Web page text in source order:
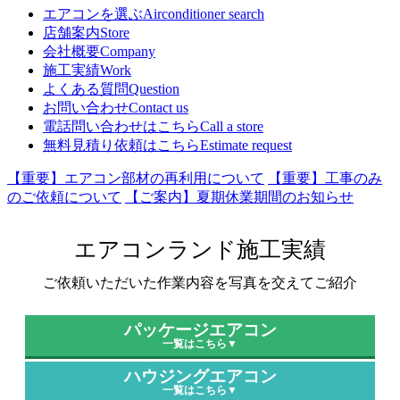
エアコンを選ぶAirconditioner search
店舗案内Store
会社概要Company
施工実績Work
よくある質問Question
お問い合わせContact us
電話問い合わせはこちらCall a store
無料見積り依頼はこちらEstimate request
【重要】エアコン部材の再利用について
【重要】工事のみ
のご依頼について
【ご案内】夏期休業期間のお知らせ
エアコンランド施工実績
ご依頼いただいた作業内容を写真を交えてご紹介
パッケージエアコン
一覧はこちら▼
ハウジングエアコン
一覧はこちら▼